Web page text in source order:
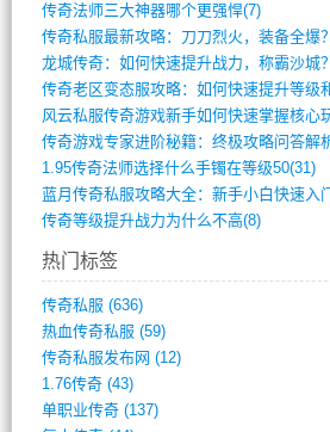
传奇法师三大神器哪个更强悍(7)
1.95传奇法师选择什么手镯在等级50(31)
传奇等级提升战力为什么不高(8)
热门标签
传奇私服 (636)
热血传奇私服 (59)
传奇私服发布网 (12)
1.76传奇(43)
单职业传奇(137)